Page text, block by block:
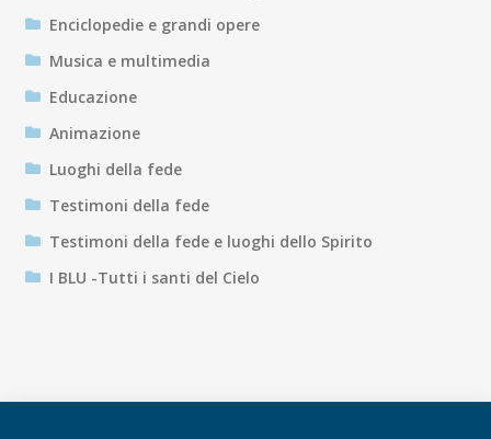
Enciclopedie e grandi opere
Musica e multimedia
Educazione
Animazione
Luoghi della fede
Testimoni della fede
Testimoni della fede e luoghi dello Spirito
I BLU -Tutti i santi del Cielo